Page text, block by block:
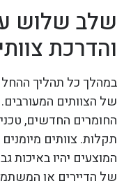
שלב שלוש
והדרכת
במהלך כל תהליך
של הצוותים
החומרים החדשים,
תקלות. צוותים
המוצעים יהיו באיכות
של הדיירים או